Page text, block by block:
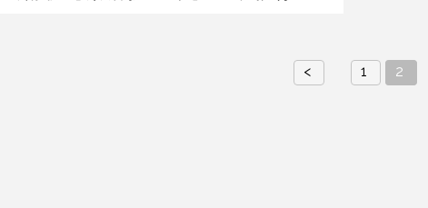
< 1 2